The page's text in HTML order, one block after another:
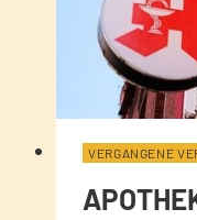
VERGANGENE